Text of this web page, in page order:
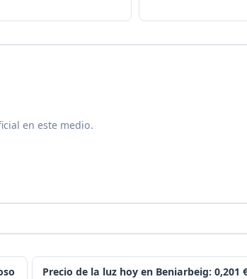
en este medio.
Precio de la luz hoy en Beniarbeig: 0,201